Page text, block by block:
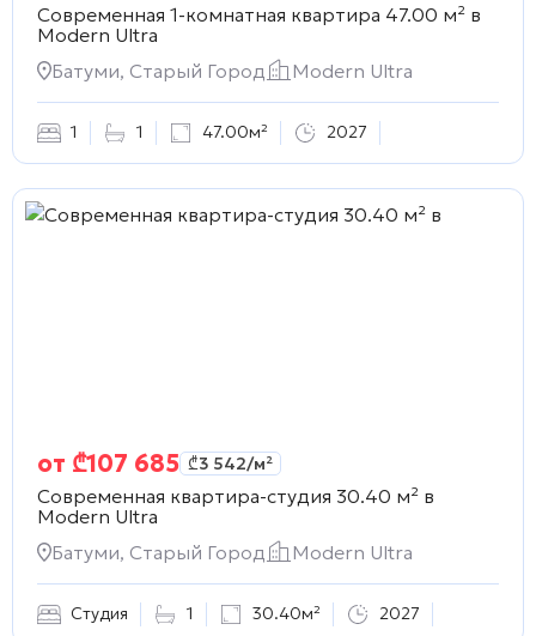
Современная 1-комнатная квартира 47.00 м² в
Modern Ultra
Батуми, Старый Город
Modern Ultra
1 1 47.00м² 2027
от ₾107 685 ₾3 542/м²
Современная квартира-студия 30.40 м² в
Modern Ultra
Батуми, Старый Город
Modern Ultra
Студия 1 30.40м² 2027